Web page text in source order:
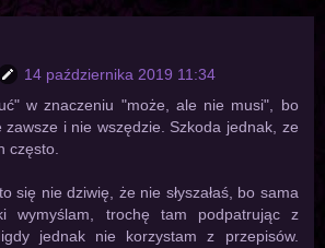
14 października 2019 11:34
w znaczeniu "może, ale nie musi", bo
zawsze i nie wszędzie. Szkoda jednak, ze
często.
się nie dziwię, że nie słyszałaś, bo sama
wymyślam, trochę tam podpatrując z
jednak nie korzystam z przepisów.